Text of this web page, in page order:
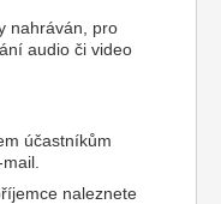
nahráván, pro
audio či video
účastníkům
naleznete